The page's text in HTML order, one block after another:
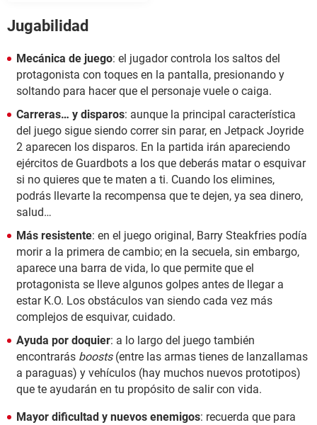
Jugabilidad
Mecánica de juego: el jugador controla los saltos del
protagonista con toques en la pantalla, presionando y
soltando para hacer que el personaje vuele o caiga.
Carreras… y disparos: aunque la principal característica
del juego sigue siendo correr sin parar, en Jetpack Joyride
2 aparecen los disparos. En la partida irán apareciendo
ejércitos de Guardbots a los que deberás matar o esquivar
si no quieres que te maten a ti. Cuando los elimines,
podrás llevarte la recompensa que te dejen, ya sea dinero,
salud…
Más resistente: en el juego original, Barry Steakfries podía
morir a la primera de cambio; en la secuela, sin embargo,
aparece una barra de vida, lo que permite que el
protagonista se lleve algunos golpes antes de llegar a
estar K.O. Los obstáculos van siendo cada vez más
complejos de esquivar, cuidado.
Ayuda por doquier: a lo largo del juego también
encontrarás boosts(entre las armas tienes de lanzallamas
a paraguas) y vehículos (hay muchos nuevos prototipos)
que te ayudarán en tu propósito de salir con vida.
Mayor dificultad y nuevos enemigos: recuerda que para